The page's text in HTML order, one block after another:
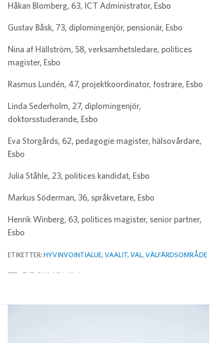
Håkan Blomberg, 63, ICT Administrator, Esbo
Gustav Båsk, 73, diplomingenjör, pensionär, Esbo
Nina af Hällström, 58, verksamhetsledare, politices
magister, Esbo
Rasmus Lundén, 47, projektkoordinator, fostrare, Esbo
Linda Sederholm, 27, diplomingenjör,
doktorsstuderande, Esbo
Eva Storgårds, 62, pedagogie magister, hälsovårdare,
Esbo
Julia Ståhle, 23, politices kandidat, Esbo
Markus Söderman, 36, språkvetare, Esbo
Henrik Winberg, 63, politices magister, senior partner,
Esbo
ETIKETTER: HYVINVOINTIALUE,VAALIT,VAL,VÄLFÄRDSOMRÅDE